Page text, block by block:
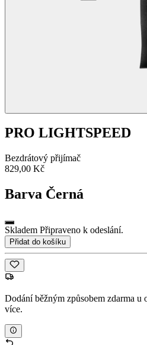
PRO LIGHTSPEED
Bezdrátový přijímač
829,00 Kč
Barva Černá
Skladem Připraveno k odeslání.
Přidat do košíku
Dodání běžným způsobem zdarma u
více.